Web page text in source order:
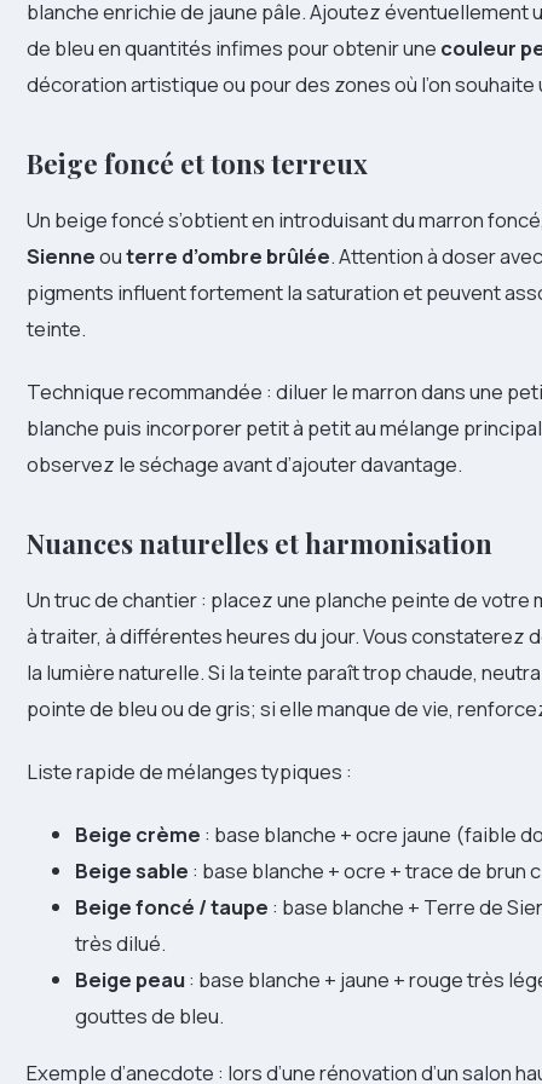
blanche enrichie de jaune pâle. Ajoutez éventuellement
de bleu en quantités infimes pour obtenir une couleur
décoration artistique ou pour des zones où l’on souhaite
Beige foncé et tons terreux
Un beige foncé s’obtient en introduisant du marron
Sienneouterre d’ombre brûlée. Attention à doser
pigments influent fortement la saturation et peuvent
teinte.
Technique recommandée : diluer le marron dans une
blanche puis incorporer petit à petit au mélange
observez le séchage avant d’ajouter davantage.
Nuances naturelles et harmonisation
Un truc de chantier : placez une planche peinte de votre
à traiter, à différentes heures du jour. Vous constaterez
la lumière naturelle. Si la teinte paraît trop chaude,
pointe de bleu ou de gris; si elle manque de vie,
Liste rapide de mélanges typiques :
Beige crème : base blanche + ocre jaune (faible
Beige sable : base blanche + ocre + trace de brun
Beige foncé / taupe : base blanche + Terre de
très dilué.
Beige peau : base blanche + jaune + rouge très
gouttes de bleu.
Exemple d’anecdote : lors d’une rénovation d’un salon